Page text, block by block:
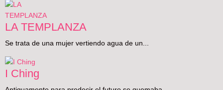
LA TEMPLANZA
Se trata de una mujer vertiendo agua de un...
I Ching